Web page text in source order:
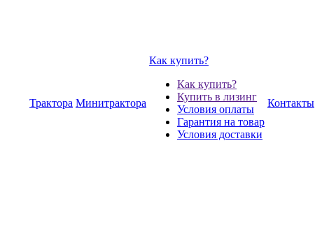
Трактора Минитрактора
Как купить?
Как купить?
Купить в лизинг
Условия оплаты
Гарантия на товар
Условия доставки
Контакты